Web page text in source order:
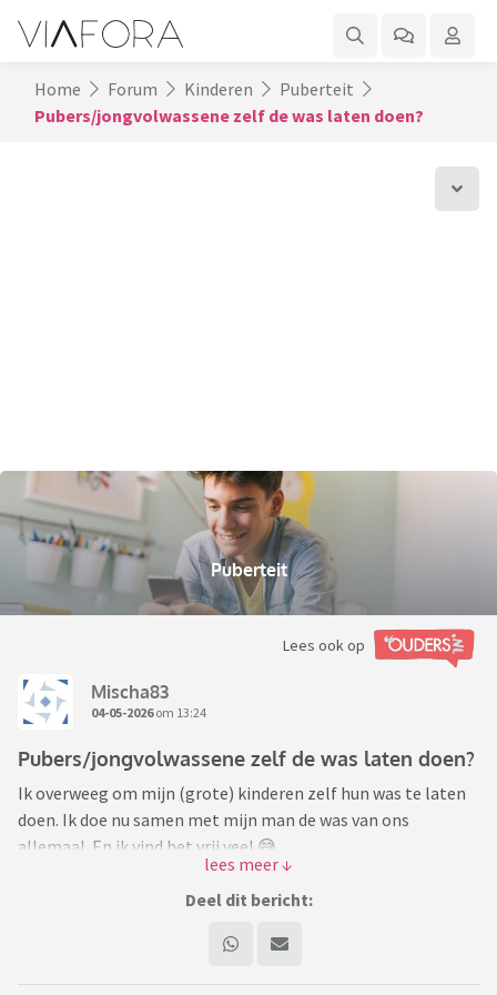
Home Forum Kinderen
Puberteit
Pubers/jongvolwassene zelf de was laten doen?
Puberteit
Lees ook op
Mischa83
04-05-2026om 13:24
Pubers/jongvolwassene zelf de was laten doen?
Ik overweeg om mijn (grote) kinderen zelf hun was te laten
doen. Ik doe nu samen met mijn man de was van ons
allemaal. En ik vind het vrij veel 😅.
Mijn zoons zijn 19, 18 en 15. Ik ben altijd een pick your battles
opvoeder geweest. Een stijl die goed bij mij en mijn man
battles gaat worden. Ik heb namelijk veel werk aan de was,
mede doordat de jongens makkelijk zijn met wat 'vies' is.
Deel dit bericht: